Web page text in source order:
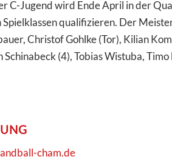
C-Jugend wird Ende April in der
qualifizieren. Der
Christof Gohlke (Tor), Kilian
(4), Tobias Wistuba, Timo
cham.de